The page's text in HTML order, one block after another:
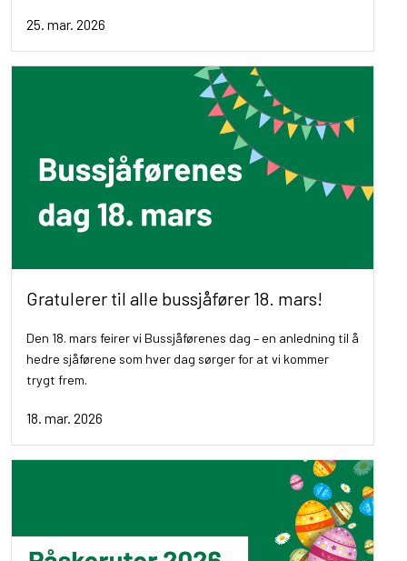
25. mar. 2026
Gratulerer til alle bussjåfører 18. mars!
Den 18. mars feirer vi Bussjåførenes dag – en anledning til å
hedre sjåførene som hver dag sørger for at vi kommer
trygt frem.
18. mar. 2026